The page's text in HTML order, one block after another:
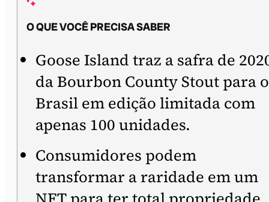
O QUE VOCÊ PRECISA SABER
Goose Island traz a safra de
da Bourbon County Stout para o
Brasil em edição limitada com
apenas 100 unidades.
Consumidores podem
transformar a raridade em um